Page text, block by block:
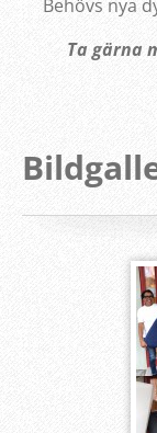
Behövs nya
Ta gärna